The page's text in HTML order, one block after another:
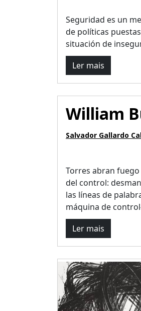
Seguridad es un
de políticas
situación de
Ler mais
William
Salvador Gallardo
Torres abran
del control:
las líneas de
máquina de
Ler mais